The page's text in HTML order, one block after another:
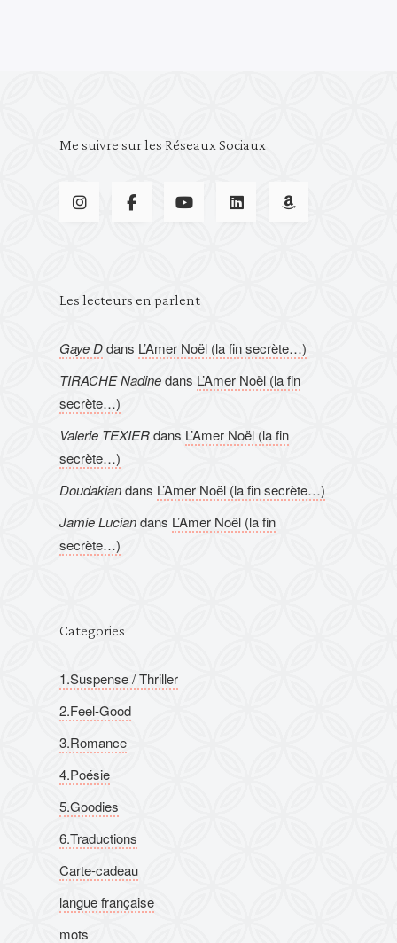
Me suivre sur les Réseaux Sociaux
Les lecteurs en parlent
Gaye Ddans L’Amer Noël (la fin secrète…)
TIRACHE Nadinedans L’Amer Noël (la fin
secrète…)
Valerie TEXIERdans L’Amer Noël (la fin
secrète…)
Doudakiandans L’Amer Noël (la fin secrète…)
Jamie Luciandans L’Amer Noël (la fin
secrète…)
Categories
1.Suspense / Thriller
2.Feel-Good
3.Romance
4.Poésie
5.Goodies
6.Traductions
Carte-cadeau
langue française
mots